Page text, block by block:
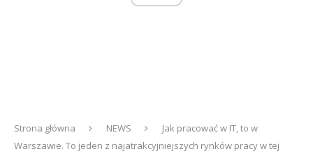
Strona główna NEWS
Jak pracować w IT, to w
Warszawie. To jeden z najatrakcyjniejszych rynków pracy w tej